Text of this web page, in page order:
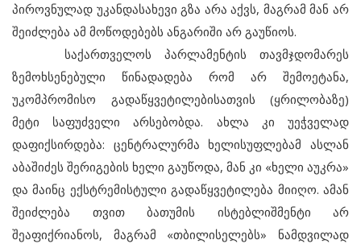
პიროვნულად უკანდასახევი გზა არა აქვს, მაგრამ მან არ
შეიძლება ამ მოწოდებებს ანგარიში არ გაუწიოს.
საქართველოს პარლამენტის თავმჯდომარეს
ზემოხსენებული წინადადება რომ არ შემოეტანა,
უკომპრომისო გადაწყვეტილებისათვის (ყრილობაზე)
მეტი საფუძველი არსებობდა. ახლა კი უეჭველად
დაფიქსირდება: ცენტრალურმა ხელისუფლებამ ასლან
აბაშიძეს შერიგების ხელი გაუწოდა, მან კი «ხელი აუკრა»
და მაინც ექსტრემისტული გადაწყვეტილება მიიღო. ამან
შეიძლება თვით ბათუმის ისტებლიშმენტი არ
შეაფიქრიანოს, მაგრამ «თბილისელებს» ნამდვილად